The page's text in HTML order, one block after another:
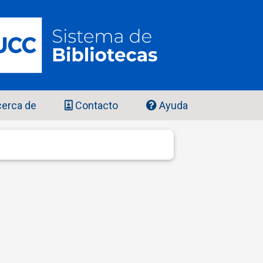
de Contacto Ayuda